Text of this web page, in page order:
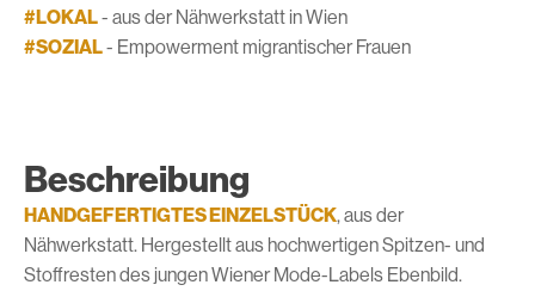
#LOKAL- aus der Nähwerkstatt in Wien
#SOZIAL- Empowerment migrantischer Frauen
Beschreibung
HANDGEFERTIGTES EINZELSTÜCK, aus der
Nähwerkstatt. Hergestellt aus hochwertigen Spitzen- und
Stoffresten des jungen Wiener Mode-Labels Ebenbild.